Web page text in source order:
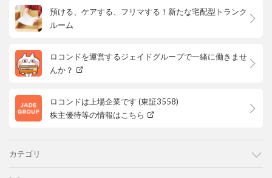
預ける、ケアする、フリマする！新たな宅配型トランク
ルーム
ロコンドを運営するジェイドグループで一緒に働きませ
んか？
ロコンドは上場企業です (東証3558)
株主優待等の情報はこちら
カテゴリ